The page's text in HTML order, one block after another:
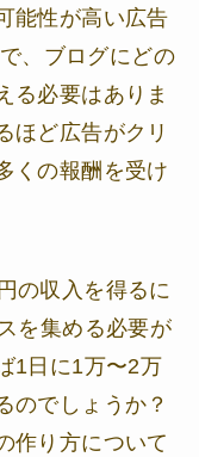
能性が高い広告
、ブログにどの
る必要はありま
ほど広告がクリ
くの報酬を受け
の収入を得るに
を集める必要が
1日に1万〜2万
のでしょうか？
作り方について